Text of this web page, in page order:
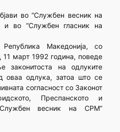
во “Службен весник на
и во “Службен гласник на
Македонија, со
март 1992 година, поведе
законитоста на одлуките
оваа одлука, затоа што се
согласност со Законот
Преспанското и
весник на СРМ”